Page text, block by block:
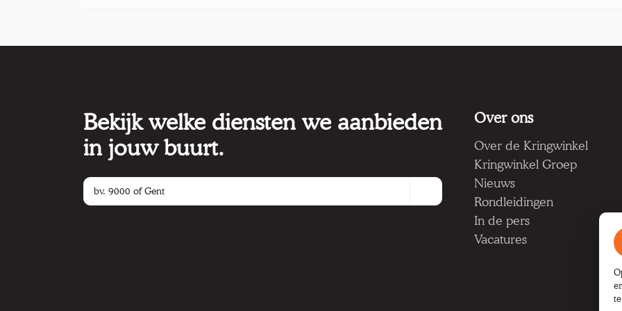
Bekijk welke diensten we aanbieden
in jouw buurt.
Over ons
Over de Kringwinkel
Kringwinkel Groep
Nieuws
Rondleidingen
In de pers
Vacatures